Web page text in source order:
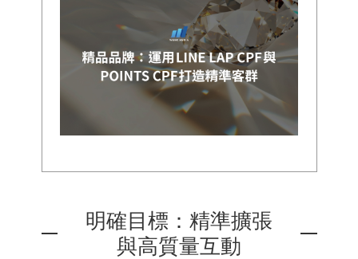
明確目標：精準擴張
與高質量互動